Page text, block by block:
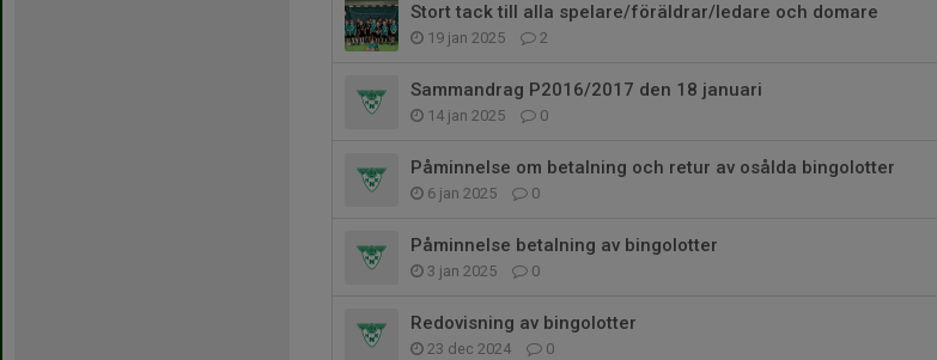
Stort tack till alla spelare/föräldrar/ledare och domare
19 jan 2025 2
Sammandrag P2016/2017 den 18 januari
14 jan 2025 0
Påminnelse om betalning och retur av osålda bingolotter
6 jan 2025 0
Påminnelse betalning av bingolotter
3 jan 2025 0
Redovisning av bingolotter
23 dec 2024 0